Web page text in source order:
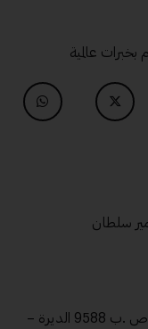
عالمية
سلطان
دبي، الامارات العربية المتحدة – جزيرة المرفا – ص .ب 9588 الديرة –